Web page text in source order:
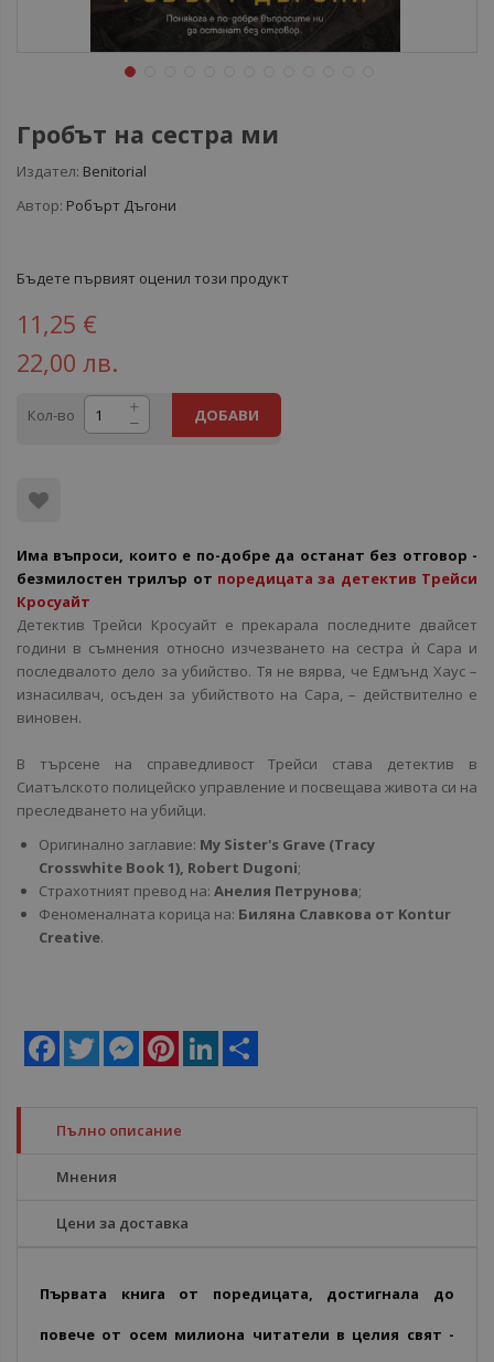
Гробът на сестра ми
Издател: Benitorial
Автор: Робърт Дъгони
Бъдете първият оценил този продукт
11,25 €
22,00 лв.
Кол-во ДОБАВИ
Има въпроси, които е по-добре да останат без отговор -
безмилостен трилър от поредицата за детектив Трейси
Кросуайт
Детектив Трейси Кросуайт е прекарала последните двайсет
години в съмнения относно изчезването на сестра ѝ Сара и
последвалото дело за убийство. Тя не вярва, че Едмънд Хаус –
изнасилвач, осъден за убийството на Сара, – действително е
виновен.
В търсене на справедливост Трейси става детектив в
Сиатълското полицейско управление и посвещава живота си на
преследването на убийци.
Оригинално заглавие: My Sister's Grave (Tracy
Crosswhite Book 1), Robert Dugoni;
Страхотният превод на: Анелия Петрунова;
Феноменалната корица на: Биляна Славкова от Kontur
Creative.
Facebook
Twitter MessengerPinterestLinkedIn
Пълно описание
Мнения
Цени за доставка
Първата книга от поредицата, достигнала до
повече от осем милиона читатели в целия свят -